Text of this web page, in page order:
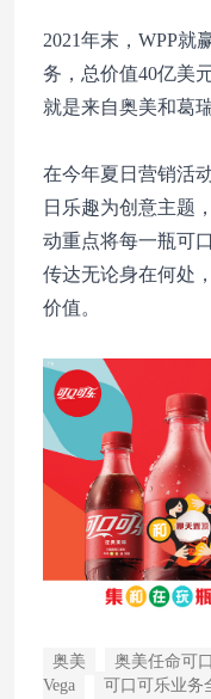
2021年末，WPP就
务，总价值40亿美
就是来自奥美和葛
在今年夏日营销活
日乐趣为创意主题
动重点将每一瓶可
传达无论身在何处
价值。
奥美 奥美任命可
Vega
可口可乐业务